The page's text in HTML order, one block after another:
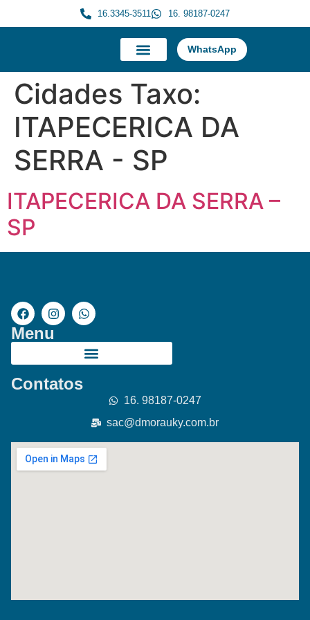
16.3345-3511 16. 98187-0247
WhatsApp
Cidades Taxo:
ITAPECERICA DA
SERRA - SP
ITAPECERICA DA SERRA –
SP
Menu
Contatos
16. 98187-0247
sac@dmorauky.com.br